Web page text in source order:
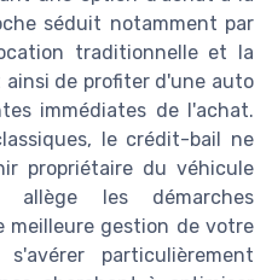
séduit notamment par
traditionnelle et la
de profiter d'une auto
immédiates de l'achat.
le crédit-bail ne
propriétaire du véhicule
allège les démarches
meilleure gestion de votre
particulièrement